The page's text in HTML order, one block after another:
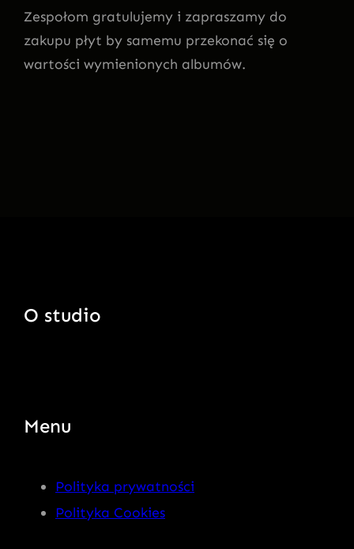
Zespołom gratulujemy i zapraszamy do
zakupu płyt by samemu przekonać się o
wartości wymienionych albumów.
O studio
Menu
Polityka prywatności
Polityka Cookies